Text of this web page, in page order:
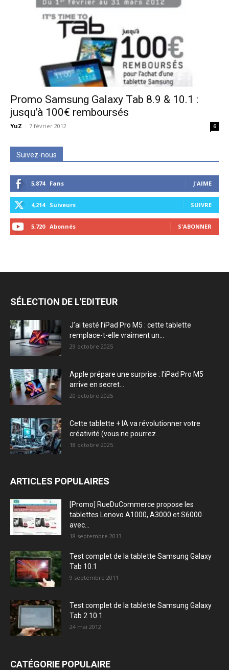
Promo Samsung Galaxy Tab 8.9 & 10.1 :
jusqu’à 100€ remboursés
YuZ - 7 février 2012 6
Suivez-nous
5,874 Fans J'AIME
4,214 Suiveurs SUIVRE
5,720 Abonnés S'ABONNER
SÉLECTION DE L'EDITEUR
J’ai testé l’iPad Pro M5 : cette tablette
remplace-t-elle vraiment un...
29 octobre 2025
Apple prépare une surprise : l’iPad Pro M5
arrive en secret...
20 octobre 2025
Cette tablette + IA va révolutionner votre
créativité (vous ne pourrez...
18 octobre 2025
ARTICLES POPULAIRES
[Promo] RueDuCommerce propose les
tablettes Lenovo A1000, A3000 et S6000
avec...
18 septembre 2013
Test complet de la tablette Samsung Galaxy
Tab 10.1
9 septembre 2011
Test complet de la tablette Samsung Galaxy
Tab 2 10.1
24 mai 2012
CATÉGORIE POPULAIRE